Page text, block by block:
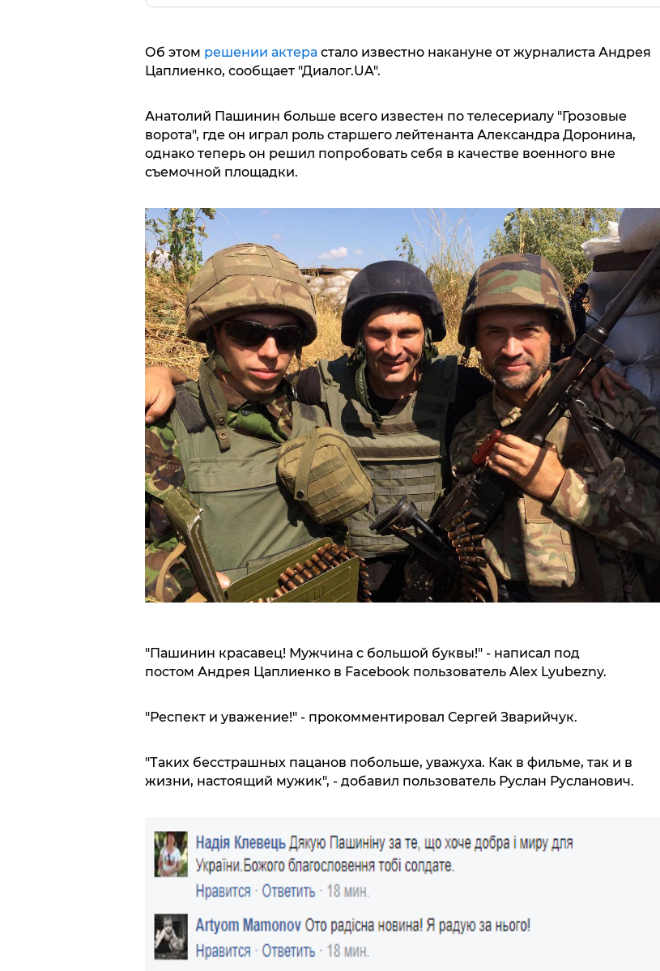
Об этом решении актерастало известно накануне от журналиста Андрея
Цаплиенко, сообщает "Диалог.UA".
Анатолий Пашинин больше всего известен по телесериалу "Грозовые
ворота", где он играл роль старшего лейтенанта Александра Доронина,
однако теперь он решил попробовать себя в качестве военного вне
съемочной площадки.
"Пашинин красавец! Мужчина с большой буквы!" - написал под
постом Андрея Цаплиенко в Facebook пользователь Alex Lyubezny.
"Респект и уважение!" - прокомментировал Сергей Зварийчук.
"Таких бесстрашных пацанов побольше, уважуха. Как в фильме, так и в
жизни, настоящий мужик", - добавил пользователь Руслан Русланович.